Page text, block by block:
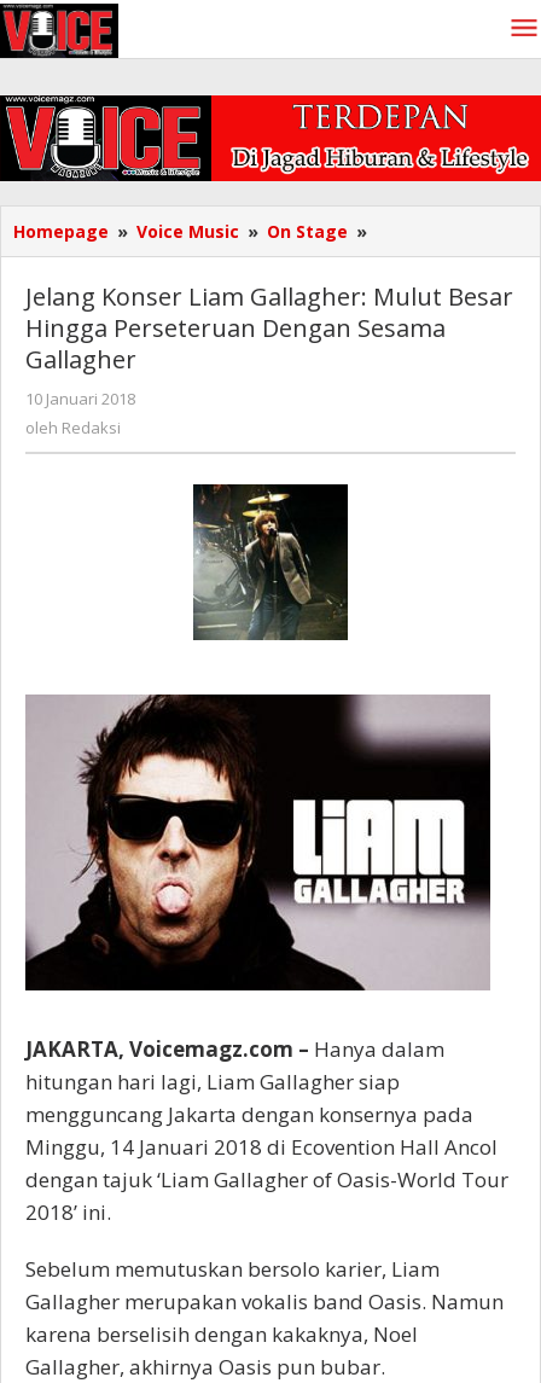
Lewati
ke
konten
Homepage » Voice Music » On Stage »
Konser
Gallagher:
Mulut
Sesama
Jelang Konser Liam Gallagher: Mulut Besar
Hingga Perseteruan Dengan Sesama
Gallagher
10 Januari 2018
oleh Redaksi
JAKARTA, Voicemagz.com – Hanya dalam
hitungan hari lagi, Liam Gallagher siap
mengguncang Jakarta dengan konsernya pada
Minggu, 14 Januari 2018 di Ecovention Hall Ancol
dengan tajuk ‘Liam Gallagher of Oasis-World Tour
2018’ ini.
Sebelum memutuskan bersolo karier, Liam
Gallagher merupakan vokalis band Oasis. Namun
karena berselisih dengan kakaknya, Noel
Gallagher, akhirnya Oasis pun bubar.